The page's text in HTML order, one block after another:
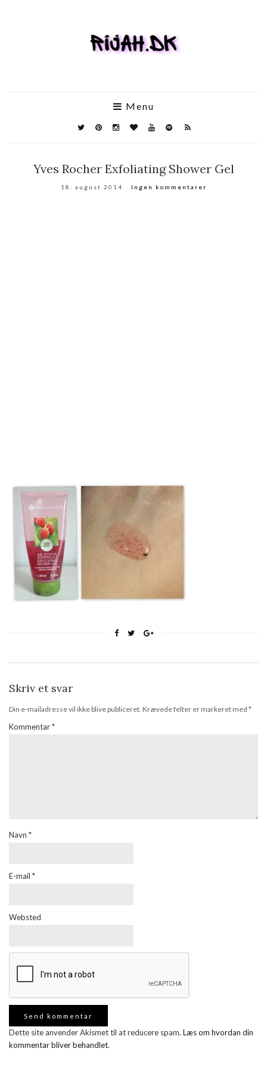
Menu
Yves Rocher Exfoliating Shower Gel
18. august 2014 Ingen kommentarer
Skriv et svar
Din e-mailadresse vil ikke blive publiceret. Krævede felter er markeret med *
Kommentar*
Navn *
E-mail *
Websted
Dette site anvender Akismet til at reducere spam. Læs om hvordan din
kommentar bliver behandlet.